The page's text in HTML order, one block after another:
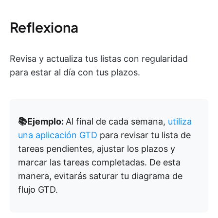
Reflexiona
Revisa y actualiza tus listas con regularidad
para estar al día con tus plazos.
📚Ejemplo: Al final de cada semana, utiliza
una aplicación GTD para revisar tu lista de
tareas pendientes, ajustar los plazos y
marcar las tareas completadas. De esta
manera, evitarás saturar tu diagrama de
flujo GTD.